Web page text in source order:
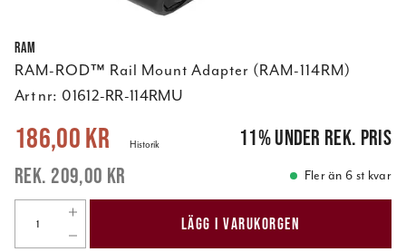
RAM
RAM-ROD™ Rail Mount Adapter (RAM-114RM)
Art nr: 01612-RR-114RMU
Nuvarande pris:186,00 kr 209,00 kr
186,00 kr
209,00 kr
Historik 11%under rek. pris
Fler än 6 st kvar
LÄGG I VARUKORGEN